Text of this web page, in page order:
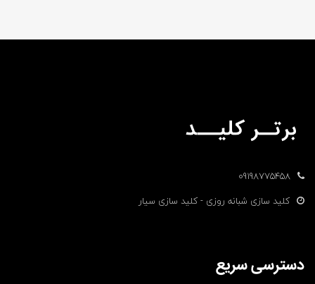
09198775458
کلید سازی شبانه روزی - کلید سازی سیار
دسترسی سریع